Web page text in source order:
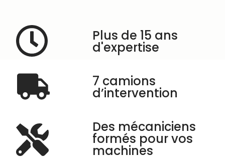
Plus de 15 ans
d'expertise
7 camions
d’intervention
Des mécaniciens
formés pour vos
machines